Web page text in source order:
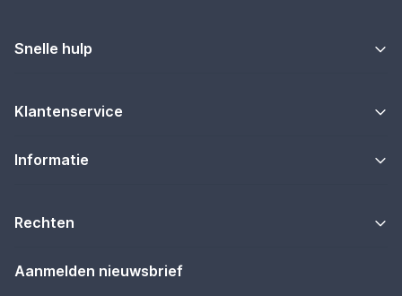
Snelle hulp
Klantenservice
Informatie
Rechten
Aanmelden nieuwsbrief